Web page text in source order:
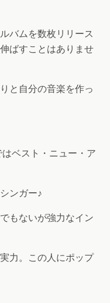
バムを数枚リリース
ばすことはありませ
と自分の音楽を作っ
ベスト・ニュー・ア
ンガー♪
もないが強力なイン
力。この人にポップ